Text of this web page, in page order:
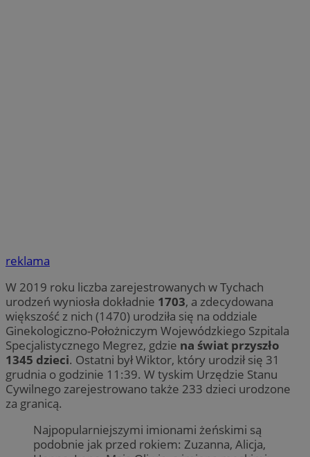
reklama
W 2019 roku liczba zarejestrowanych w Tychach
urodzeń wyniosła dokładnie 1703, a zdecydowana
większość z nich (1470) urodziła się na oddziale
Ginekologiczno-Położniczym Wojewódzkiego Szpitala
Specjalistycznego Megrez, gdzie na świat przyszło
1345 dzieci. Ostatni był Wiktor, który urodził się 31
grudnia o godzinie 11:39. W tyskim Urzędzie Stanu
Cywilnego zarejestrowano także 233 dzieci urodzone
za granicą.
Najpopularniejszymi imionami żeńskimi są
podobnie jak przed rokiem: Zuzanna, Alicja,